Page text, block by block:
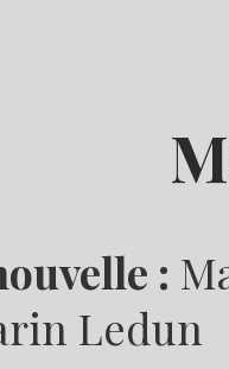
:
Ledun